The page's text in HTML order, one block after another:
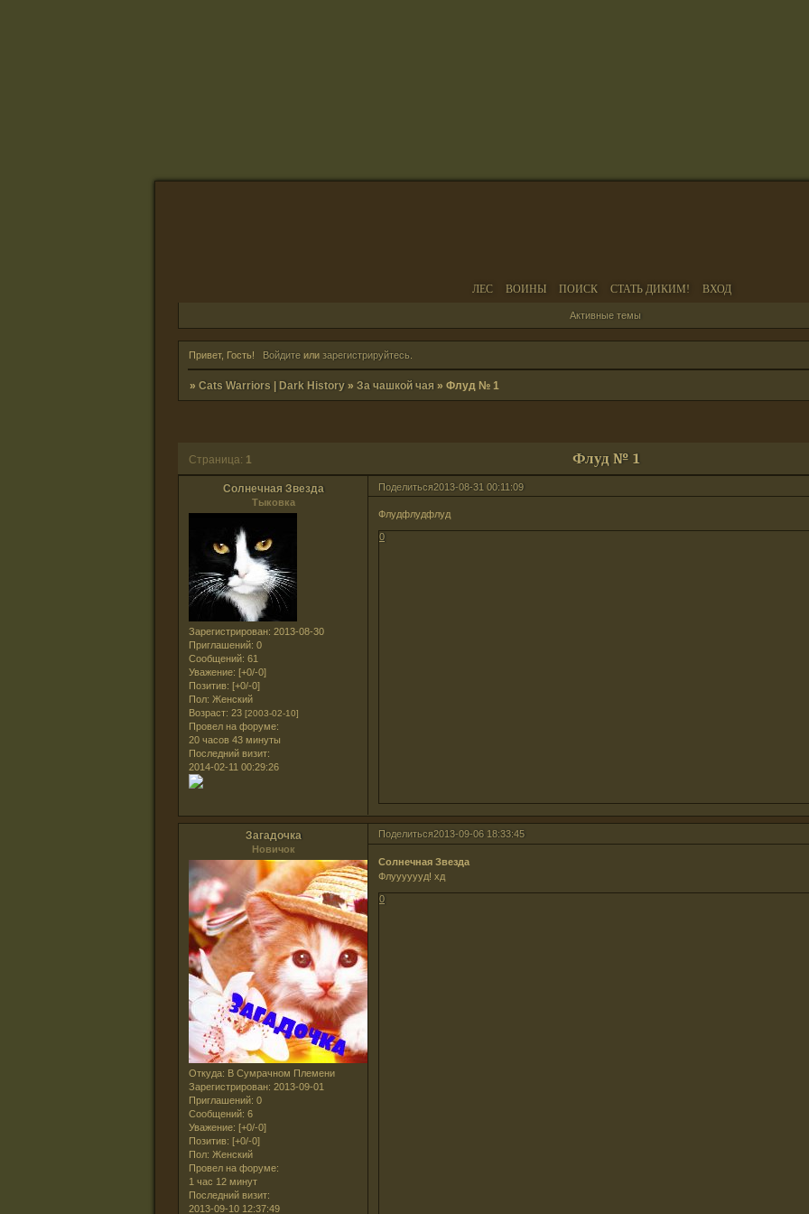
ЛЕС ВОИНЫ ПОИСК СТАТЬ ДИКИМ! ВХОД
Активные темы
Привет, Гость! Войдитеили зарегистрируйтесь
»Cats Warriors | Dark History »За чашкой чая »Флуд № 1
Флуд № 1
Страница: 1
Поделиться2013-08-31 00:11:09
Солнечная Звезда
Тыковка
Зарегистрирован: 2013-08-30
Приглашений: 0
Сообщений: 61
Уважение: [+0/-0]
Позитив: [+0/-0]
Пол: Женский
Возраст: 23 [2003-02-10]
Провел на форуме:
20 часов 43 минуты
Последний визит:
2014-02-11 00:29:26
Флудфлудфлуд
0
Поделиться2013-09-06 18:33:45
Загадочка
Новичок
Откуда: В Сумрачном Племени
Зарегистрирован: 2013-09-01
Приглашений: 0
Сообщений: 6
Уважение: [+0/-0]
Позитив: [+0/-0]
Пол: Женский
Провел на форуме:
1 час 12 минут
Последний визит:
2013-09-10 12:37:49
Солнечная Звезда
Флууууууд! хд
0